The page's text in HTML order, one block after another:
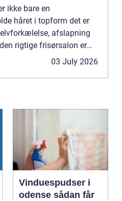
ikke bare en
håret i topform det er
afslapning
rigtige frisørsalon er
du kommer ud med et
03 July 2026
Vinduespudser i
odense sådan får